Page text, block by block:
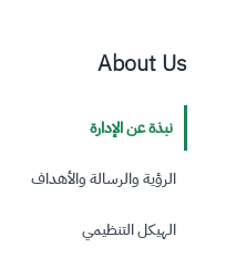
About Us
نبذة عن الإدارة
الرؤية والرسالة واﻷهداف
الهيكل التنظيمي